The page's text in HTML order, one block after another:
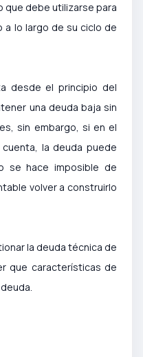
que debe utilizarse para
a lo largo de su ciclo de
desde el principio del
una deuda baja sin
sin embargo, si en el
la deuda puede
se hace imposible de
volver a construirlo
la deuda técnica de
que características de